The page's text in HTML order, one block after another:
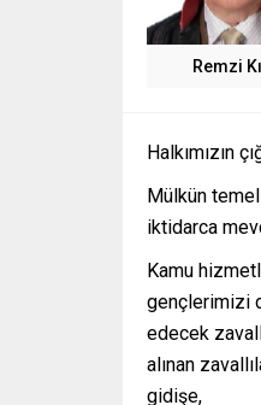
Remzi
Halkımızın
Mülkün
iktidarca
Kamu
gençlerimizi
edecek
alınan
gidişe,